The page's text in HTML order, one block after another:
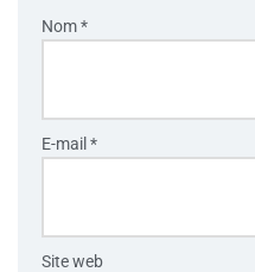
Nom*
E-mail *
Site web